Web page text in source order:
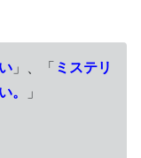
」、「 ミステリ
。
」